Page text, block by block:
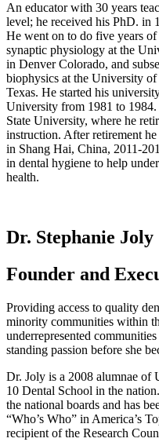
An educator with 30 years
level; he received his PhD.
He went on to do five years
synaptic physiology at the
in Denver Colorado, and
biophysics at the University
Texas. He started his
University from 1981 to
State University, where he
instruction. After retirement
in Shang Hai, China, 2011-
in dental hygiene to help
health.
Dr. Stephanie Joly
Founder and
Providing access to quality
minority communities within
underrepresented
standing passion before she
Dr. Joly is a 2008 alumnae
10 Dental School in the
the national boards and has
“Who’s Who” in America’s
recipient of the Research